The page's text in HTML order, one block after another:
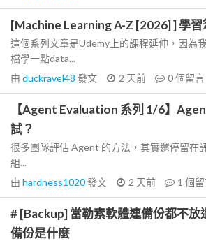
[Machine Learning A-Z [2026] ] 學習
這個系列文章是Udemy上的課程延伸，因為
檔學一點data...
由 duckravel48 發文 2 天前 0個留言
【Agent Evaluation 系列 1/6】
試？
很多團隊評估 Agent 的方法，其實還停留在
組...
由 hardness1020發文 2 天前 1 個
# [Backup] 當勒索軟體連備份都不放
備份是什麼